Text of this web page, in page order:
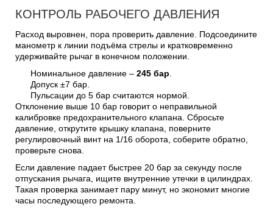
КОНТРОЛЬ РАБОЧЕГО ДАВЛЕНИЯ
Расход выровнен, пора проверить давление. Подсоедините
манометр к линии подъёма стрелы и кратковременно
удерживайте рычаг в конечном положении.
Номинальное давление – 245 бар.
Допуск ±7 бар.
Пульсации до 5 бар считаются нормой.
Отклонение выше 10 бар говорит о неправильной
калибровке предохранительного клапана. Сбросьте
давление, открутите крышку клапана, поверните
регулировочный винт на 1/16 оборота, соберите обратно,
проверьте снова.
Если давление падает быстрее 20 бар за секунду после
отпускания рычага, ищите внутренние утечки в цилиндрах.
Такая проверка занимает пару минут, но экономит многие
часы последующего ремонта.